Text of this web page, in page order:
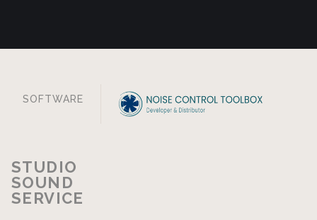
SOFTWARE
STUDIO
SOUND
SERVICE